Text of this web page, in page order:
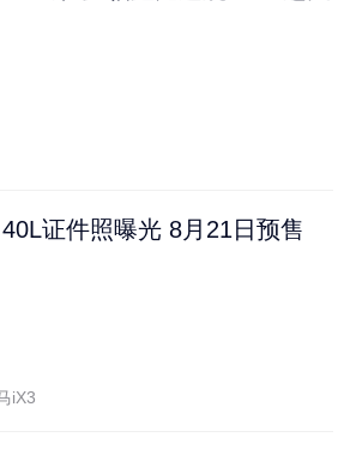
证件照曝光 8月21日预售
iX3